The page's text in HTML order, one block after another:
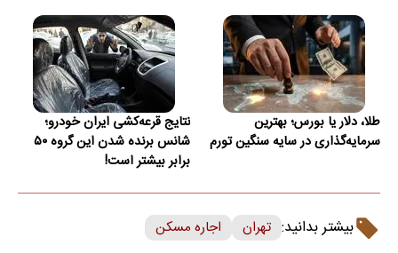
طلا، دلار یا بورس؛ بهترین
سرمایه‌گذاری در سایه سنگین تورم
نتایج قرعه‌کشی ایران خودرو؛
شانس برنده شدن این گروه ۵۰
برابر بیشتر است!
بیشتر بدانید: تهران اجاره مسکن